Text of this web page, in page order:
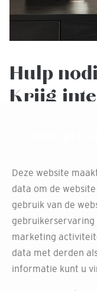
Hulp
Krijg
Onze ervaren
het maken van de
stijl en wensen.
Ze bezoeken je
wensen en geven
vrijblijvend gebruik
Deze website
data om de
gebruik van de
marketing
data met derden
informatie kunt u